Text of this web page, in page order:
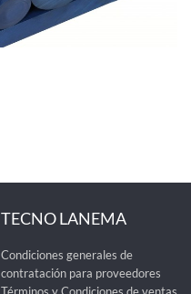
TECNO LANEMA
Condiciones generales de
contratación para proveedores